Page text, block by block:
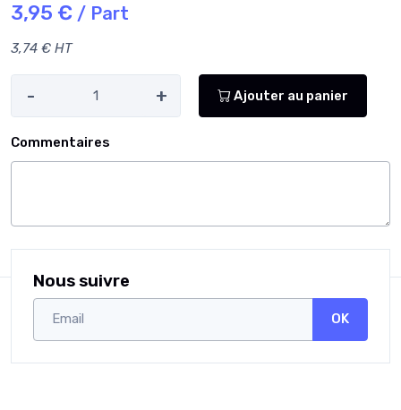
3,95 € / Part
3,74 € HT
- + Ajouter au panier
Commentaires
Nous suivre
OK